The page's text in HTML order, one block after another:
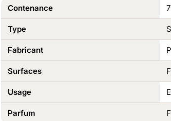
Contenance
Type
Fabricant
Surfaces
Usage
Parfum